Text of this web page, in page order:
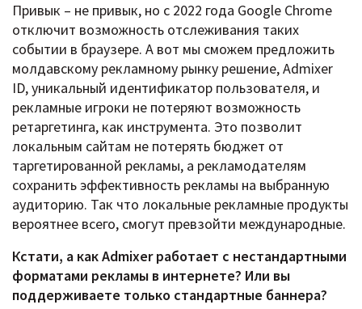
Привык – не привык, но с 2022 года Google Chrome
отключит возможность отслеживания таких
событии в браузере. А вот мы сможем предложить
молдавскому рекламному рынку решение, Admixer
ID, уникальный идентификатор пользователя, и
рекламные игроки не потеряют возможность
ретаргетинга, как инструмента. Это позволит
локальным сайтам не потерять бюджет от
таргетированной рекламы, а рекламодателям
сохранить эффективность рекламы на выбранную
аудиторию. Так что локальные рекламные продукты
вероятнее всего, смогут превзойти международные.
Кстати, а как Admixer работает с нестандартными
форматами рекламы в интернете? Или вы
поддерживаете только стандартные баннера?